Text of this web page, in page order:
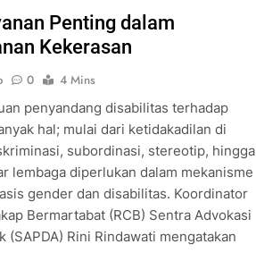
Penting dalam
Kekerasan
0
4 Mins
penyandang disabilitas terhadap
hal; mulai dari ketidakadilan di
subordinasi, stereotip, hingga
lembaga diperlukan dalam mekanisme
gender dan disabilitas. Koordinator
Bermartabat (RCB) Sentra Advokasi
(SAPDA) Rini Rindawati mengatakan